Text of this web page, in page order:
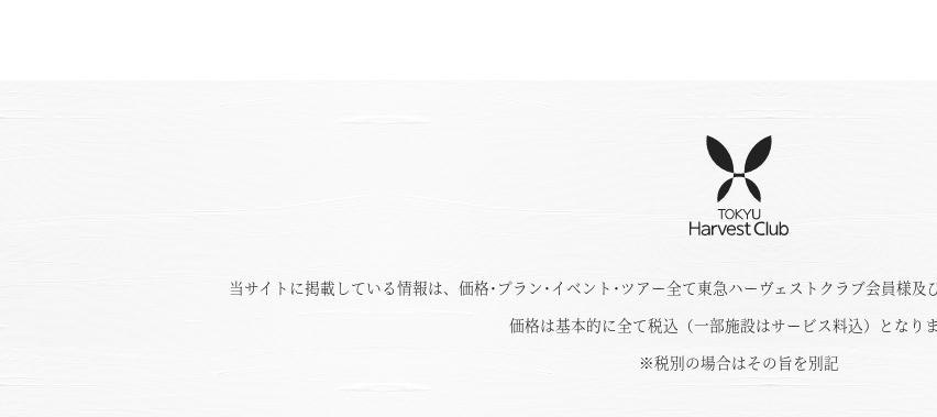
当サイトに掲載している情報は、価格･プラン･イベント･ツアー全て東急ハーヴェストクラブ会員様及
価格は基本的に全て税込（一部施設はサービス料込）となりま
※税別の場合はその旨を別記